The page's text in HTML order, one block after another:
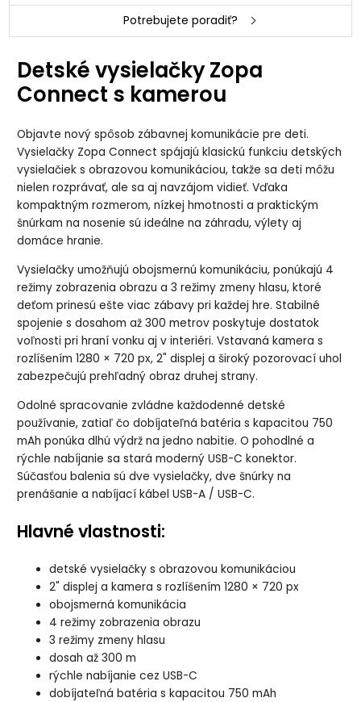
Potrebujete poradiť?
Detské vysielačky Zopa
Connect s kamerou
Objavte nový spôsob zábavnej komunikácie pre deti.
Vysielačky Zopa Connect spájajú klasickú funkciu detských
vysielačiek s obrazovou komunikáciou, takže sa deti môžu
nielen rozprávať, ale sa aj navzájom vidieť. Vďaka
kompaktným rozmerom, nízkej hmotnosti a praktickým
šnúrkam na nosenie sú ideálne na záhradu, výlety aj
domáce hranie.
Vysielačky umožňujú obojsmernú komunikáciu, ponúkajú 4
režimy zobrazenia obrazu a 3 režimy zmeny hlasu, ktoré
deťom prinesú ešte viac zábavy pri každej hre. Stabilné
spojenie s dosahom až 300 metrov poskytuje dostatok
voľnosti pri hraní vonku aj v interiéri. Vstavaná kamera s
rozlíšením 1280 × 720 px, 2" displej a široký pozorovací uhol
zabezpečujú prehľadný obraz druhej strany.
Odolné spracovanie zvládne každodenné detské
používanie, zatiaľ čo dobíjateľná batéria s kapacitou 750
mAh ponúka dlhú výdrž na jedno nabitie. O pohodlné a
rýchle nabíjanie sa stará moderný USB-C konektor.
Súčasťou balenia sú dve vysielačky, dve šnúrky na
prenášanie a nabíjací kábel USB-A / USB-C.
Hlavné vlastnosti:
detské vysielačky s obrazovou komunikáciou
2" displej a kamera s rozlíšením 1280 × 720 px
obojsmerná komunikácia
4 režimy zobrazenia obrazu
3 režimy zmeny hlasu
dosah až 300 m
rýchle nabíjanie cez USB-C
dobíjateľná batéria s kapacitou 750 mAh